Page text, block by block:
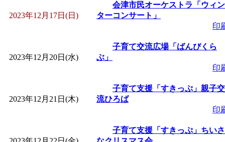
2023年12月17日(日)
会津市民オーケストラ「ウィン
ターコンサート」
印
2023年12月20日(水)
子育て交流広場「ばんびくら
ぶ」
印
2023年12月21日(木)
子育て支援「すきっぷ」親子交
流ひろば
印
子育て支援「すきっぷ」ちいさ